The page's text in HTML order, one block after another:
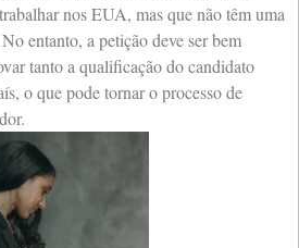
nos EUA, mas que não têm uma
entanto, a petição deve ser bem
tanto a qualificação do candidato
o que pode tornar o processo de